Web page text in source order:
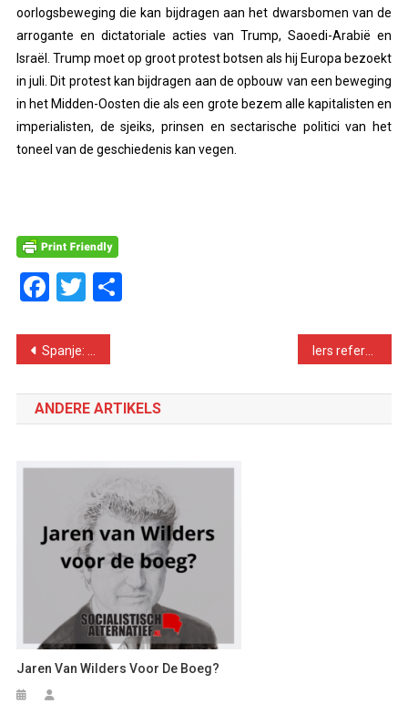
oorlogsbeweging die kan bijdragen aan het dwarsbomen van de
arrogante en dictatoriale acties van Trump, Saoedi-Arabië en
Israël. Trump moet op groot protest botsen als hij Europa bezoekt
in juli. Dit protest kan bijdragen aan de opbouw van een beweging
in het Midden-Oosten die als een grote bezem alle kapitalisten en
imperialisten, de sjeiks, prinsen en sectarische politici van het
toneel van de geschiedenis kan vegen.
Facebook
Twitter
Delen
Bericht
navigatie
Spanje: geslaagde jongerenstaking tegen seksisme Iers referendum: historische overwinning voor sociale vooruitgang
ANDERE ARTIKELS
Jaren Van Wilders Voor De Boeg?